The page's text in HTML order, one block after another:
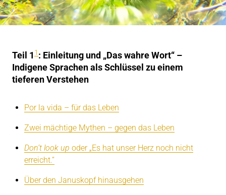
Teil 1 1 : Einleitung und „Das wahre Wort“ –
Indigene Sprachen als Schlüssel zu einem
tieferen Verstehen
Por la vida – für das Leben
Zwei mächtige Mythen – gegen das Leben
Don’t look up oder „Es hat unser Herz noch nicht
erreicht.“
Über den Januskopf hinausgehen